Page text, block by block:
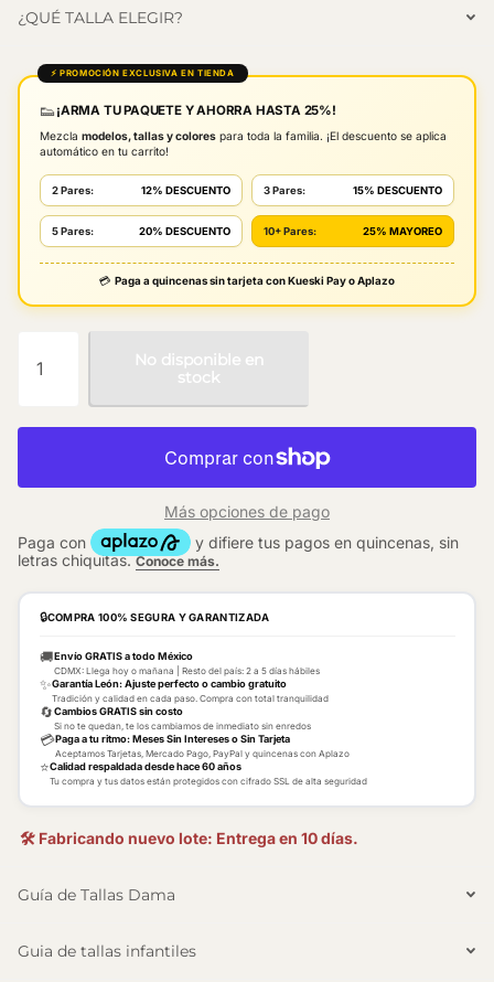
¿QUÉ TALLA ELEGIR?
⚡ PROMOCIÓN EXCLUSIVA EN TIENDA
👟 ¡ARMA TU PAQUETE Y AHORRA HASTA 25%!
Mezcla modelos, tallas y colores para toda la familia. ¡El descuento se aplica
automático en tu carrito!
2 Pares: 12% DESCUENTO 3 Pares: 15% DESCUENTO
5 Pares: 20% DESCUENTO 10+ Pares: 25% MAYOREO
💳 Paga a quincenas sin tarjeta con Kueski Pay o Aplazo
No disponible en
stock
Más opciones de pago
🔒COMPRA 100% SEGURA Y GARANTIZADA
🚚Envío GRATIS a todo México
CDMX: Llega hoy o mañana | Resto del país: 2 a 5 días hábiles
✨Garantía León: Ajuste perfecto o cambio gratuito
Tradición y calidad en cada paso. Compra con total tranquilidad
🔄Cambios GRATIS sin costo
Si no te quedan, te los cambiamos de inmediato sin enredos
💳Paga a tu ritmo: Meses Sin Intereses o Sin Tarjeta
Aceptamos Tarjetas, Mercado Pago, PayPal y quincenas con Aplazo
⭐Calidad respaldada desde hace 60 años
Tu compra y tus datos están protegidos con cifrado SSL de alta seguridad
🛠️ Fabricando nuevo lote: Entrega en 10 días.
Guía de Tallas Dama
Guia de tallas infantiles